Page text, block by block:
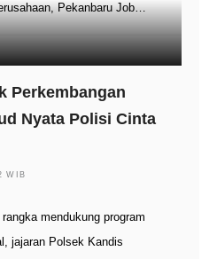
Pekanbaru Job…
Perkembangan
Nyata Polisi Cinta
WIB
mendukung program
jajaran Polsek Kandis